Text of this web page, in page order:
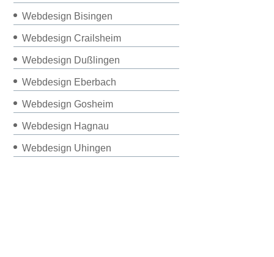
Webdesign Bisingen
Webdesign Crailsheim
Webdesign Dußlingen
Webdesign Eberbach
Webdesign Gosheim
Webdesign Hagnau
Webdesign Uhingen